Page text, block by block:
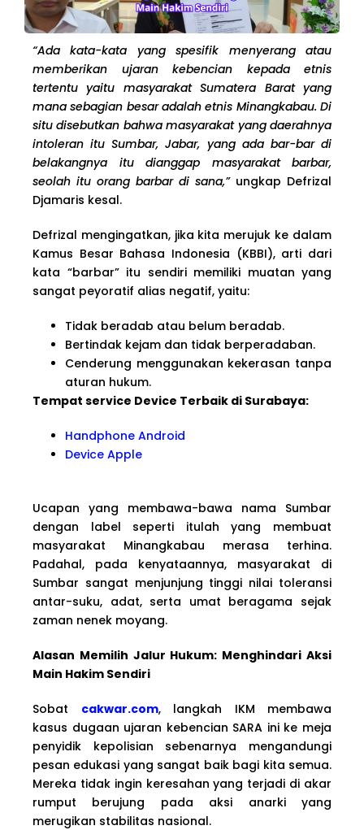
“Ada kata-kata yang spesifik menyerang atau
memberikan ujaran kebencian kepada etnis
tertentu yaitu masyarakat Sumatera Barat yang
mana sebagian besar adalah etnis Minangkabau. Di
situ disebutkan bahwa masyarakat yang daerahnya
intoleran itu Sumbar, Jabar, yang ada bar-bar di
belakangnya itu dianggap masyarakat barbar,
seolah itu orang barbar di sana,”ungkap Defrizal
Djamaris kesal.
Defrizal mengingatkan, jika kita merujuk ke dalam
Kamus Besar Bahasa Indonesia (KBBI), arti dari
kata “barbar” itu sendiri memiliki muatan yang
sangat peyoratif alias negatif, yaitu:
Tidak beradab atau belum beradab.
Bertindak kejam dan tidak berperadaban.
Cenderung menggunakan kekerasan tanpa
aturan hukum.
Tempat service Device Terbaik di Surabaya:
Handphone Android
Device Apple
Ucapan yang membawa-bawa nama Sumbar
dengan label seperti itulah yang membuat
masyarakat Minangkabau merasa terhina.
Padahal, pada kenyataannya, masyarakat di
Sumbar sangat menjunjung tinggi nilai toleransi
antar-suku, adat, serta umat beragama sejak
zaman nenek moyang.
Alasan Memilih Jalur Hukum: Menghindari Aksi
Main Hakim Sendiri
Sobat cakwar.com, langkah IKM membawa
kasus dugaan ujaran kebencian SARA ini ke meja
penyidik kepolisian sebenarnya mengandungi
pesan edukasi yang sangat baik bagi kita semua.
Mereka tidak ingin keresahan yang terjadi di akar
rumput berujung pada aksi anarki yang
merugikan stabilitas nasional.